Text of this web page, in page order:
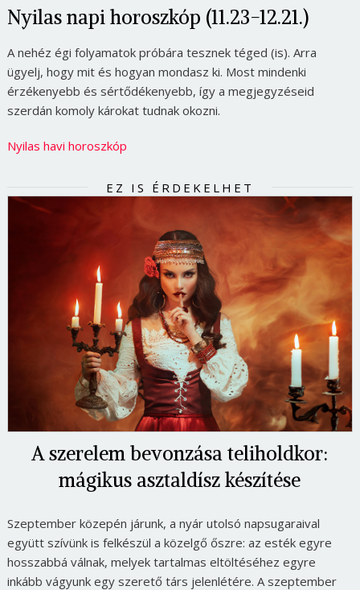
Nyilas napi horoszkóp (11.23-12.21.)
A nehéz égi folyamatok próbára tesznek téged (is). Arra
ügyelj, hogy mit és hogyan mondasz ki. Most mindenki
érzékenyebb és sértődékenyebb, így a megjegyzéseid
szerdán komoly károkat tudnak okozni.
Nyilas havi horoszkóp
EZ IS ÉRDEKELHET
A szerelem bevonzása teliholdkor:
mágikus asztaldísz készítése
Szeptember közepén járunk, a nyár utolsó napsugaraival
együtt szívünk is felkészül a közelgő őszre: az esték egyre
hosszabbá válnak, melyek tartalmas eltöltéséhez egyre
inkább vágyunk egy szerető társ jelenlétére. A szeptember